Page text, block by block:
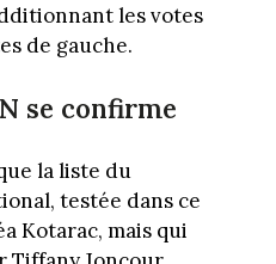
les votes
de gauche.
se confirme
la liste du
testée dans ce
Kotarac, mais qui